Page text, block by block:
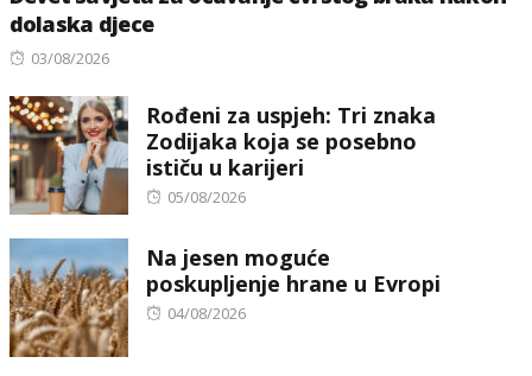
dolaska djece
Posted
03/08/2026
Rođeni za uspjeh: Tri znaka
Zodijaka koja se posebno
ističu u karijeri
Posted
05/08/2026
Na jesen moguće
poskupljenje hrane u Evropi
Posted
04/08/2026